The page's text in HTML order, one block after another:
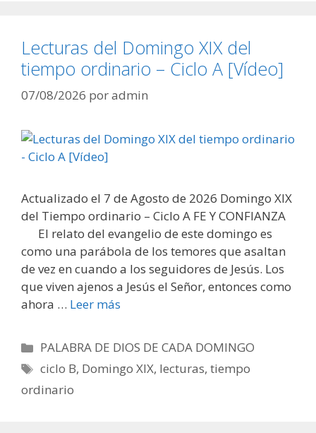
Lecturas del Domingo XIX del
tiempo ordinario – Ciclo A [Vídeo]
07/08/2026 poradmin
Actualizado el 7 de Agosto de 2026 Domingo XIX
del Tiempo ordinario – Ciclo A FE Y CONFIANZA
El relato del evangelio de este domingo es
como una parábola de los temores que asaltan
de vez en cuando a los seguidores de Jesús. Los
que viven ajenos a Jesús el Señor, entonces como
ahora … Leer más
Categorías
PALABRA DE DIOS DE CADA DOMINGO
Etiquetas
ciclo B, Domingo XIX, lecturas,tiempo
ordinario